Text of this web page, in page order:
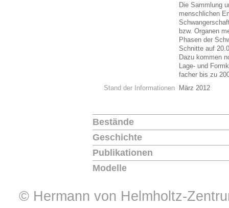
Die Sammlung
menschlichen
bzw. Organen
Phasen der
Schnitte auf
Dazu kommen
Lage- und
facher bis zu
Stand der Informationen
März 2012
Bestände
Geschichte
Publikationen
Modelle
© Hermann von Helmholtz-